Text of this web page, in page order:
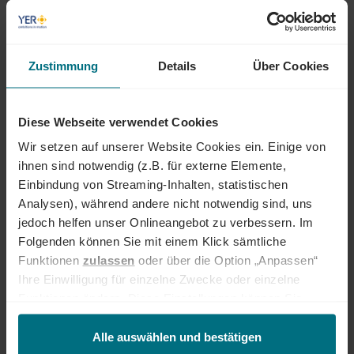
Zustimmung Details Über Cookies
Diese Webseite verwendet Cookies
Wir setzen auf unserer Website Cookies ein. Einige von
ihnen sind notwendig (z.B. für externe Elemente,
Einbindung von Streaming-Inhalten, statistischen
Analysen), während andere nicht notwendig sind, uns
jedoch helfen unser Onlineangebot zu verbessern. Im
Folgenden können Sie mit einem Klick sämtliche
Funktionen zulassen oder über die Option „Anpassen“
Ihre Einwilligung für einzelne Zwecke oder einzelne
jederzeit über unserenCookie-Hinweisaufrufen
und/oder nachträglich jederzeit anpassen. Weitere
Alle auswählen und bestätigen
Recruiter) und bist bereit, neue Wege zu gehen, um die besten
Talente zu finden.
eine Affinität zu Tech und Mobility Themen mit.
unterschiedlichen Stakeholdern.
Verhandlungsstärke sowie über ein sicheres Auftreten.
lebst eine ergebnisorientierte Arbeitsweise mit einem hohen Maß
an Eigeninitiative und Durchhaltevermögen.
verfügst über verhandlungssichere Deutschkenntnisse (mind. C2
Niveau) und sprichst fließend Englisch (mind. B2 Niveau).
ÜBER YER DEUTSCHLAND
Egal ob als Junior, Professional oder Führungskraft: Wir begleiten den